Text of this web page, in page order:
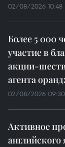
02/08/2026 10:48
Более 5 000
участие в
акции-
агента
02/08/2026 09:30
Активное